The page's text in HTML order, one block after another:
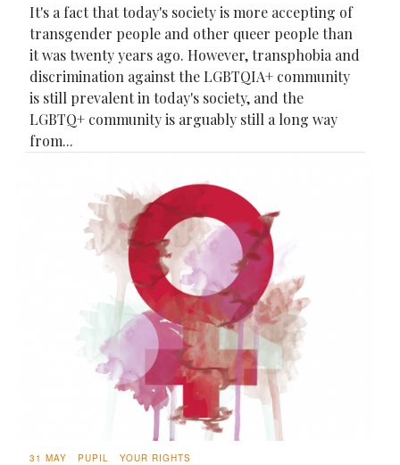
It's a fact that today's society is more accepting of
transgender people and other queer people than
it was twenty years ago. However, transphobia and
discrimination against the LGBTQIA+ community
is still prevalent in today's society, and the
LGBTQ+ community is arguably still a long way
from...
31 MAY PUPIL YOUR RIGHTS